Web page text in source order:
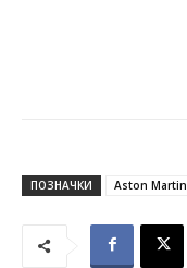
ПОЗНАЧКИ Aston Martin